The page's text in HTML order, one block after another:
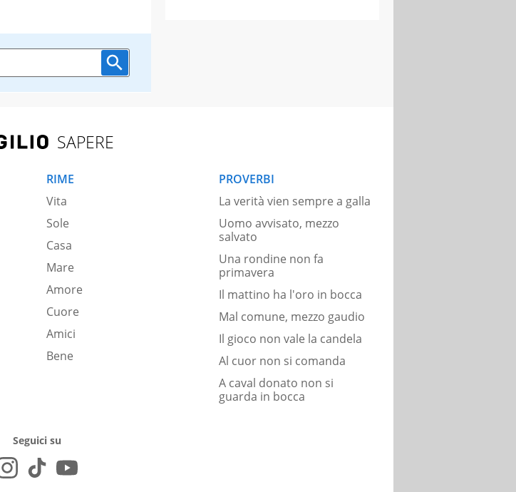
SAPERE
RIME
Vita
Sole
Casa
Mare
Amore
Cuore
Amici
Bene
PROVERBI
La verità vien sempre a galla
Uomo avvisato, mezzo
salvato
Una rondine non fa
primavera
Il mattino ha l'oro in bocca
Mal comune, mezzo gaudio
Il gioco non vale la candela
Al cuor non si comanda
A caval donato non si
guarda in bocca
Seguici su